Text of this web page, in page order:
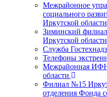
Межрайонное
социального
Иркутской
Зиминский
Иркутской области
Служба
Телефоны
Межрайонная
области
Филиал №15
отделения Фонда